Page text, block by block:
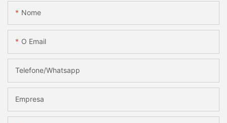
Nome
O Email
Telefone/whatsapp
Empresa